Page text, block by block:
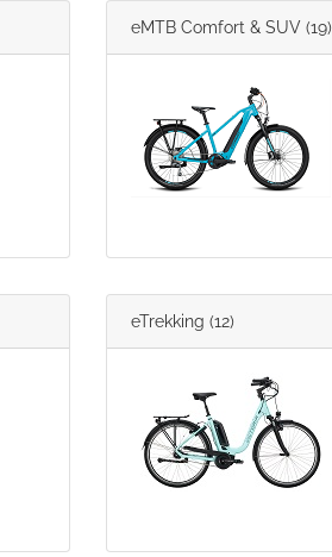
eMTB Comfort & SUV(19)
eTrekking (12)